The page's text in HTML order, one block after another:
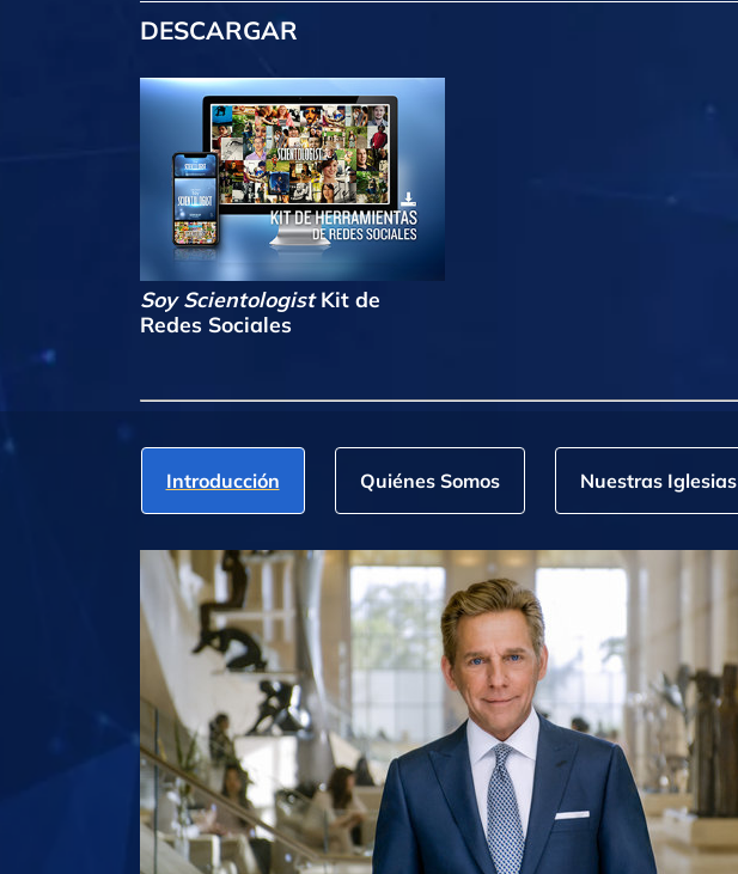
DESCARGAR
Soy ScientologistKit de
Redes Sociales
Introducción Quiénes Somos Nuestras Iglesias